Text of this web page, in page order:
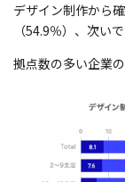
デザイン制作から
（54.9％）、次い
拠点数の多い企業